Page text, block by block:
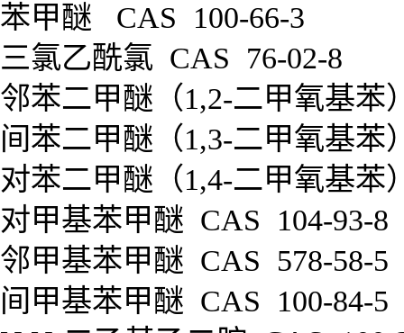
苯甲醚 CAS 100-66-3
三氯乙酰氯 CAS 76-02-8
邻苯二甲醚（1,2-二甲氧基苯
间苯二甲醚（1,3-二甲氧基苯
对苯二甲醚（1,4-二甲氧基苯
对甲基苯甲醚 CAS 104-93-8
邻甲基苯甲醚 CAS 578-58-5
间甲基苯甲醚 CAS 100-84-5